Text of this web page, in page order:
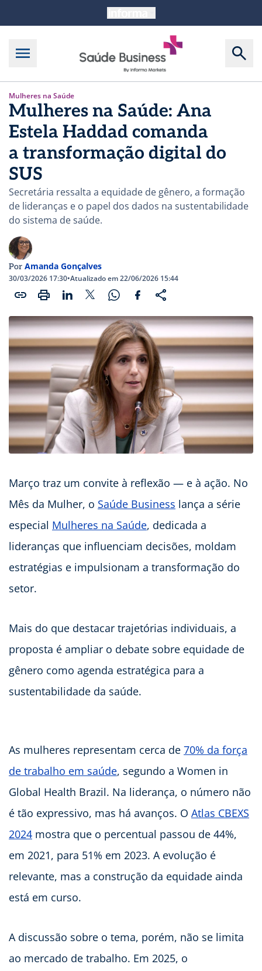
Mulheres na Saúde
Mulheres na Saúde: Ana
Estela Haddad comanda
a transformação digital do
SUS
Secretária ressalta a equidade de gênero, a formação
de lideranças e o papel dos dados na sustentabilidade
do sistema de saúde.
Por Amanda Gonçalves
30/03/2026 17:30•Atualizado em 22/06/2026 15:44
Março traz um convite à reflexão — e à ação. No
Mês da Mulher, o Saúde Business lança a série
especial Mulheres na Saúde, dedicada a
lideranças que influenciam decisões, moldam
estratégias e impulsionam a transformação do
setor.
Mais do que destacar trajetórias individuais, a
proposta é ampliar o debate sobre equidade de
gênero como agenda estratégica para a
sustentabilidade da saúde.
As mulheres representam cerca de 70% da força
de trabalho em saúde, segundo a Women in
Global Health Brazil. Na liderança, o número não
é tão expressivo, mas há avanços. O Atlas CBEXS
2024 mostra que o percentual passou de 44%,
em 2021, para 51% em 2023. A evolução é
relevante, mas a construção da equidade ainda
está em curso.
A discussão sobre o tema, porém, não se limita
ao mercado de trabalho. Em 2025, o